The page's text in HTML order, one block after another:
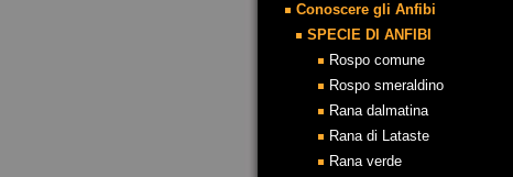
Conoscere gli Anfibi
SPECIE DI ANFIBI
Rospo comune
Rospo smeraldino
Rana dalmatina
Rana di Lataste
Rana verde